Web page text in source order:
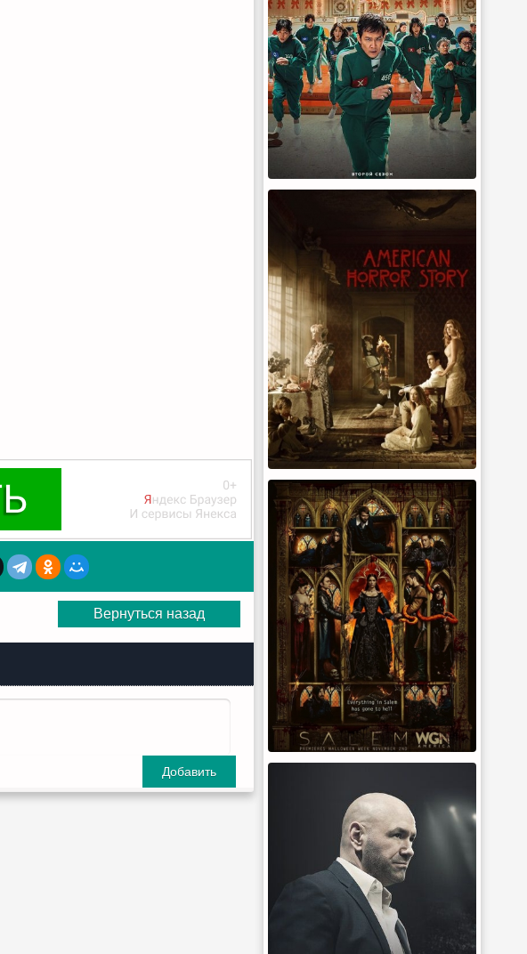
Вернуться назад
Добавить